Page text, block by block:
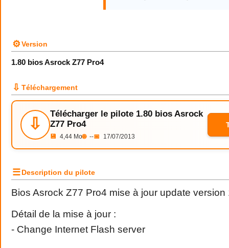
⚙Version
1.80 bios Asrock Z77 Pro4
⇩ Téléchargement
⇩
Télécharger le pilote 1.80 bios Asrock
Z77 Pro4
💾 4,44 Mo🌐 --📅 17/07/2013
☰Description du pilote
Bios Asrock Z77 Pro4 mise à jour update version
Détail de la mise à jour :
- Change Internet Flash server